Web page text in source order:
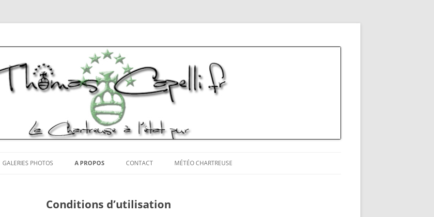
Chartreuse
GALERIES PHOTOS A PROPOS CONTACT MÉTÉO CHARTREUSE
Conditions d’utilisation